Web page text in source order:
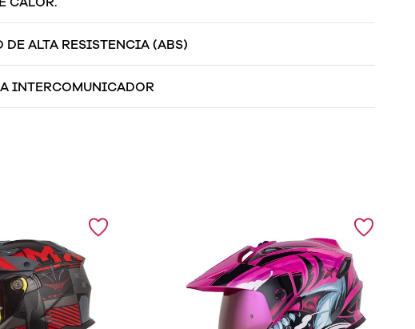
ALTA RESISTENCIA (ABS)
INTERCOMUNICADOR